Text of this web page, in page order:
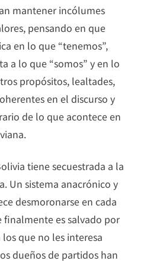
mantener incólumes
pensando en que
en lo que “tenemos”,
a lo que “somos” y en lo
propósitos, lealtades,
en el discurso y
de lo que acontece en
tiene secuestrada a la
Un sistema anacrónico y
desmoronarse en cada
finalmente es salvado por
que no les interesa
dueños de partidos han